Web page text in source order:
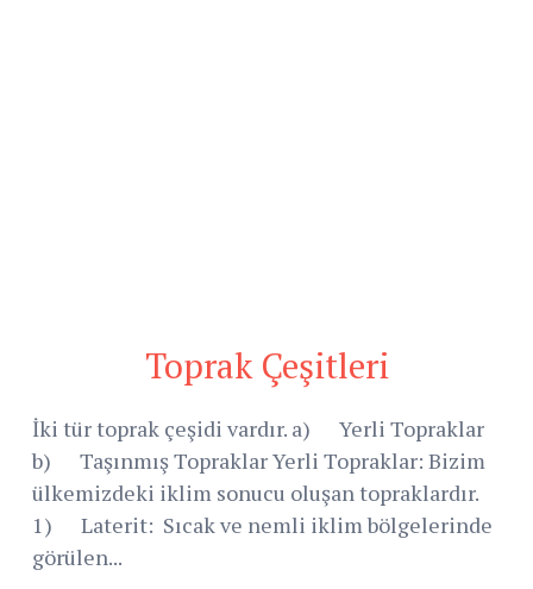
Toprak Çeşitleri
İki tür toprak çeşidi vardır. a) Yerli Topraklar
b) Taşınmış Topraklar Yerli Topraklar: Bizim
ülkemizdeki iklim sonucu oluşan topraklardır.
1) Laterit: Sıcak ve nemli iklim bölgelerinde
görülen...